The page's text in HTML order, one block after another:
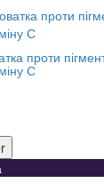
проти
С